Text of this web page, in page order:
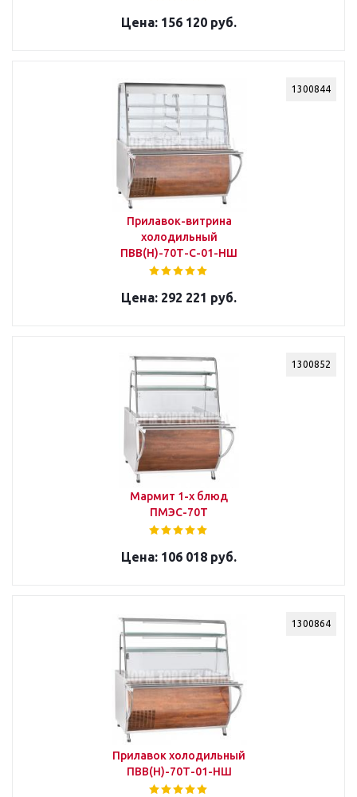
156 120 руб.
1300844
Прилавок-витрина
холодильный
ПВВ(Н)-70Т-С-01-НШ
292 221 руб.
1300852
Мармит 1-х блюд
ПМЭС-70Т
106 018 руб.
1300864
Прилавок холодильный
ПВВ(Н)-70Т-01-НШ